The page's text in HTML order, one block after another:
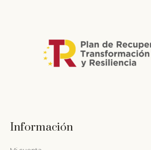
Información